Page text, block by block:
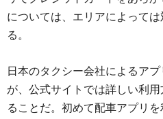
については、エリアによって
る。
日本のタクシー会社によるア
が、公式サイトでは詳しい利
ることだ。初めて配車アプリ